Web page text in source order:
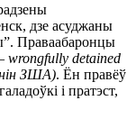
дзе асуджаны
Праваабаронцы
wrongfully detained
ЗША). Ён правёў
і пратэст,